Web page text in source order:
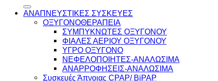
για:
ΑΝΑΠΝΕΥΣΤΙΚΕΣ ΣΥΣΚΕΥΕΣ
ΟΞΥΓΟΝΟΘΕΡΑΠΕΙΑ
ΣΥΜΠΥΚΝΩΤΕΣ ΟΞΥΓΟΝΟΥ
ΦΙΑΛΕΣ ΑΕΡΙΟΥ ΟΞΥΓΟΝΟΥ
ΥΓΡΟ ΟΞΥΓΟΝΟ
ΝΕΦΕΛΟΠΟΙΗΤΕΣ-ΑΝΑΛΩΣΙΜΑ
ΑΝΑΡΡΟΦΗΣΕΙΣ-ΑΝΑΛΩΣΙΜΑ
Συσκευές Άπνοιας CPAP/ BiPAP